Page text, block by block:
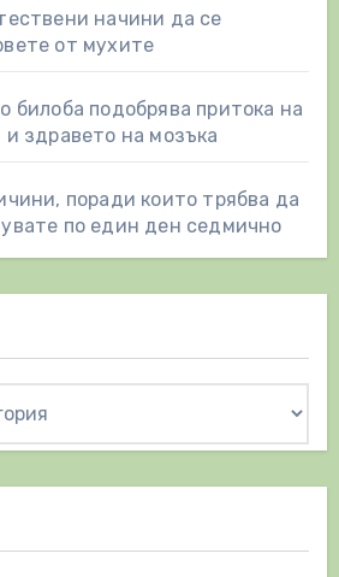
начини да се
от мухите
билоба подобрява притока на
и здравето на мозъка
поради които трябва да
по един ден седмично